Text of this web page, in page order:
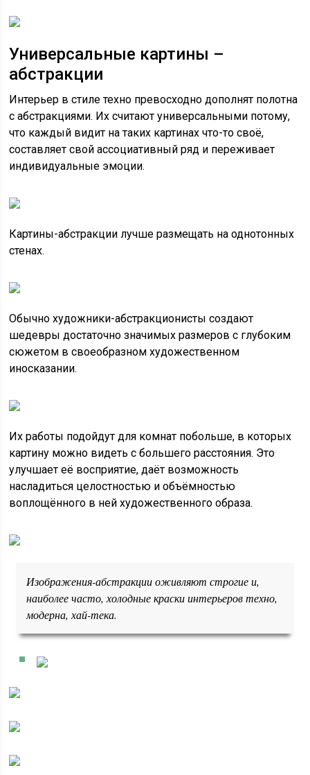
Универсальные картины –
абстракции
Интерьер в стиле техно превосходно дополнят полотна
с абстракциями. Их считают универсальными потому,
что каждый видит на таких картинах что-то своё,
составляет свой ассоциативный ряд и переживает
индивидуальные эмоции.
Картины-абстракции лучше размещать на однотонных
стенах.
Обычно художники-абстракционисты создают
шедевры достаточно значимых размеров с глубоким
сюжетом в своеобразном художественном
иносказании.
Их работы подойдут для комнат побольше, в которых
картину можно видеть с большего расстояния. Это
улучшает её восприятие, даёт возможность
насладиться целостностью и объёмностью
воплощённого в ней художественного образа.
Изображения-абстракции оживляют строгие и,
наиболее часто, холодные краски интерьеров техно,
модерна, хай-тека.